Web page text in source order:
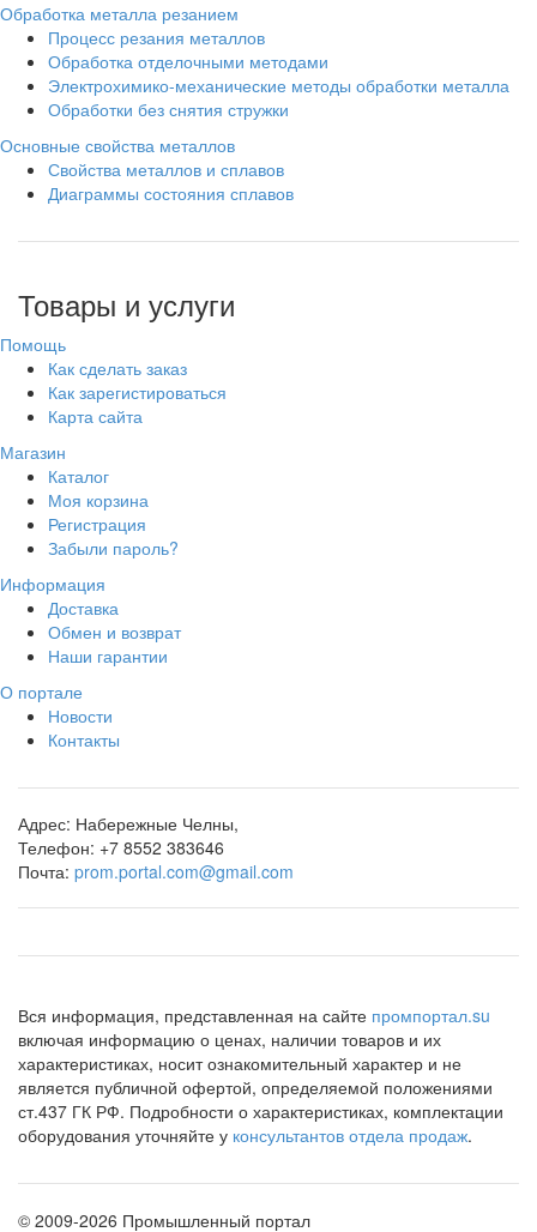
Обработка металла резанием
Процесс резания металлов
Обработка отделочными методами
Электрохимико-механические методы обработки металла
Обработки без снятия стружки
Основные свойства металлов
Свойства металлов и сплавов
Диаграммы состояния сплавов
Товары и услуги
Помощь
Как сделать заказ
Как зарегистироваться
Карта сайта
Магазин
Каталог
Моя корзина
Регистрация
Забыли пароль?
Информация
Доставка
Обмен и возврат
Наши гарантии
О портале
Новости
Контакты
Адрес: Набережные Челны,
Телефон: +7 8552 383646
Почта: prom.portal.com@gmail.com
Вся информация, представленная на сайте промпортал.su
включая информацию о ценах, наличии товаров и их
характеристиках, носит ознакомительный характер и не
является публичной офертой, определяемой положениями
ст.437 ГК РФ. Подробности о характеристиках, комплектации
оборудования уточняйте у консультантов отдела продаж.
© 2009-2026 Промышленный портал